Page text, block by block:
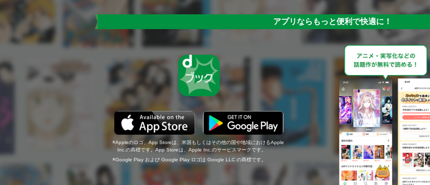
アプリならもっと便利で快適に！
Appleのロゴ、App Storeは、米国もしくはその他の国や地域におけるApple
Inc.の商標です。App Storeは、Apple Inc.のサービスマークです。
Google Play および Google Play ロゴは Google LLC の商標です。